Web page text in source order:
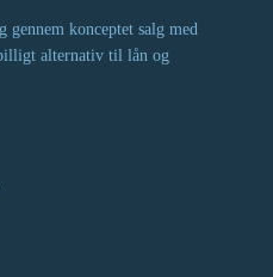
konceptet salg med
alternativ til lån og